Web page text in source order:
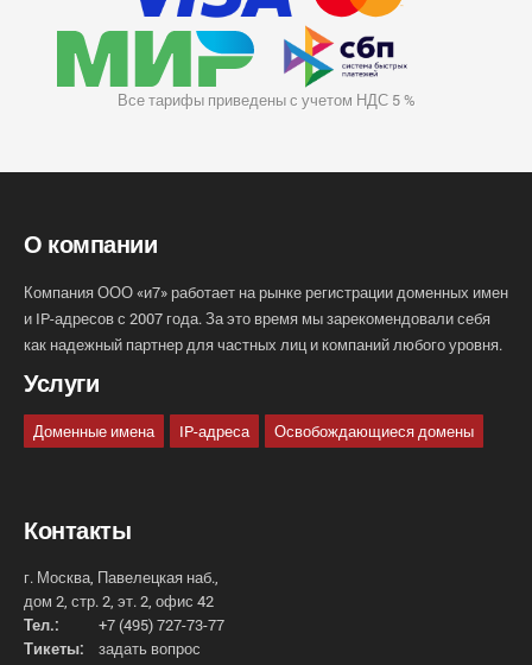
Все тарифы приведены с учетом НДС 5 %
О компании
Компания ООО «и7» работает на рынке регистрации доменных имен
и IP-адресов с 2007 года. За это время мы зарекомендовали себя
как надежный партнер для частных лиц и компаний любого уровня.
Услуги
Доменные имена IP-адреса Освобождающиеся домены
Контакты
г. Москва, Павелецкая наб.,
дом 2, стр. 2, эт. 2, офис 42
Тел.:
+7 (495) 727-73-77
Тикеты:
задать вопрос